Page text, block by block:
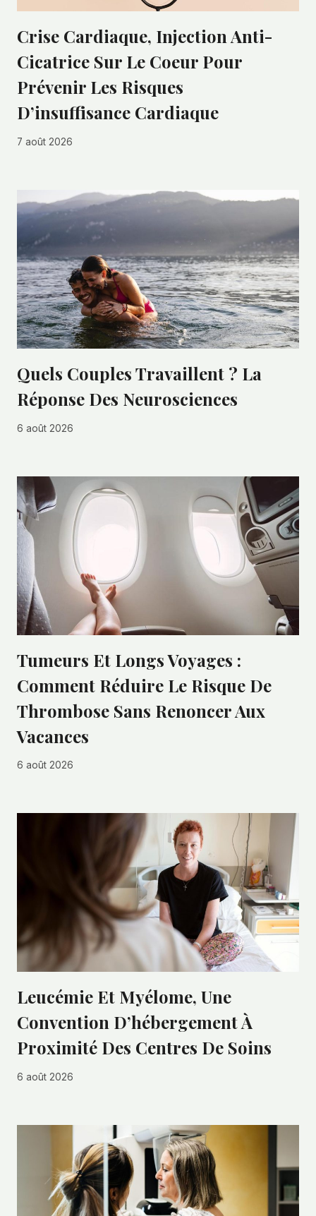
Crise Cardiaque, Injection Anti-
Cicatrice Sur Le Coeur Pour
Prévenir Les Risques
D’insuffisance Cardiaque
7 août 2026
Quels Couples Travaillent ? La
Réponse Des Neurosciences
6 août 2026
Tumeurs Et Longs Voyages :
Comment Réduire Le Risque De
Thrombose Sans Renoncer Aux
Vacances
6 août 2026
Leucémie Et Myélome, Une
Convention D’hébergement À
Proximité Des Centres De Soins
6 août 2026